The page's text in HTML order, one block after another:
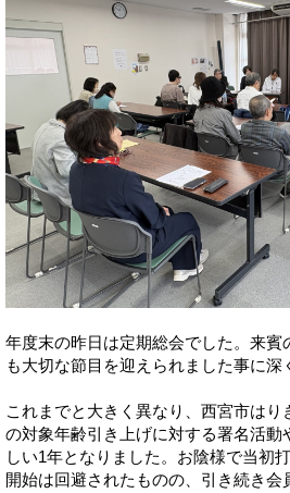
年度末の昨日は定期総会でした。来賓
も大切な節目を迎えられました事に深
これまでと大きく異なり、西宮市は
の対象年齢引き上げに対する署名活動
しい1年となりました。お陰様で当初
開始は回避されたものの、引き続き